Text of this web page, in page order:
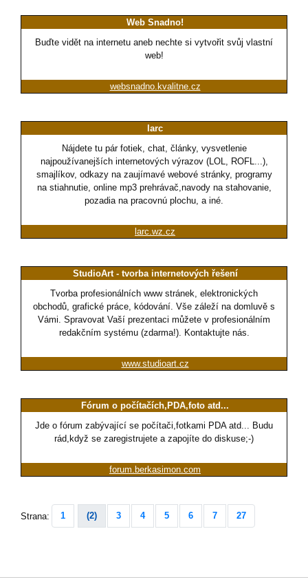
Web Snadno!
Buďte vidět na internetu aneb nechte si vytvořit svůj vlastní
web!
websnadno.kvalitne.cz
larc
Nájdete tu pár fotiek, chat, články, vysvetlenie
najpoužívanejších internetových výrazov (LOL, ROFL...),
smajlíkov, odkazy na zaujímavé webové stránky, programy
na stiahnutie, online mp3 prehrávač,navody na stahovanie,
pozadia na pracovnú plochu, a iné.
larc.wz.cz
StudioArt - tvorba internetových řešení
Tvorba profesionálních www stránek, elektronických
obchodů, grafické práce, kódování. Vše záleží na domluvě s
Vámi. Spravovat Vaší prezentaci můžete v profesionálním
redakčním systému (zdarma!). Kontaktujte nás.
www.studioart.cz
Fórum o počítačích,PDA,foto atd...
Jde o fórum zabývající se počítači,fotkami PDA atd... Budu
rád,když se zaregistrujete a zapojíte do diskuse;-)
forum.berkasimon.com
Strana: 1 (2) 3 4 5 6 7 27